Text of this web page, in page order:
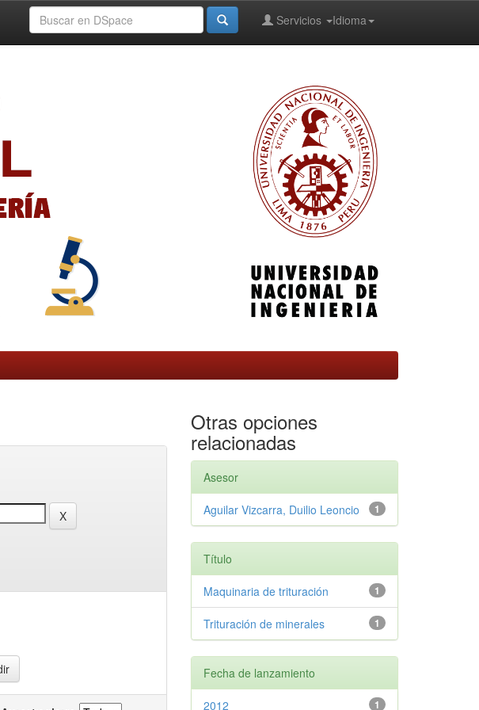
Idioma
Servicios
Otras opciones
relacionadas
Asesor
1
Aguilar Vizcarra, Duilio Leoncio
Título
1
Maquinaria de trituración
1
Trituración de minerales
Fecha de lanzamiento
1
2012